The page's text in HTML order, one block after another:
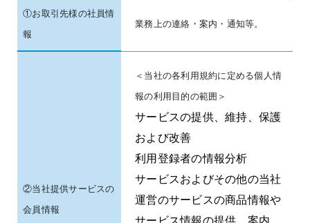
①お取引先様の社員情
報
業務上の連絡・案内・通知等。
②当社提供サービスの
会員情報
＜当社の各利用規約に定める個人情
報の利用目的の範囲＞
サービスの提供、維持、保護
および改善
利用登録者の情報分析
サービスおよびその他の当社
運営のサービスの商品情報や
サービス情報の提供、案内